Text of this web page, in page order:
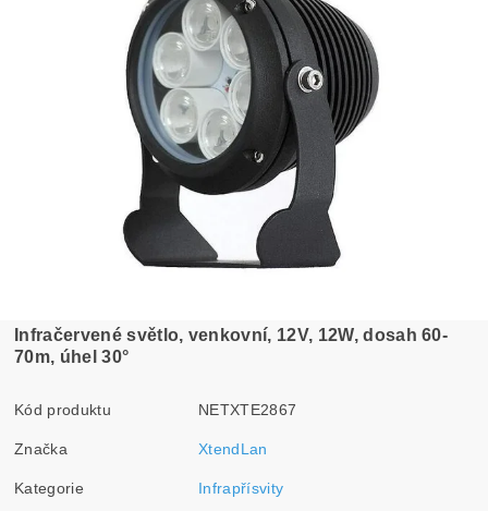
Infračervené světlo, venkovní, 12V, 12W, dosah 60-
70m, úhel 30°
Kód produktu NETXTE2867
Značka XtendLan
Kategorie Infrapřísvity